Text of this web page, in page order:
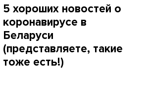
5 хороших новостей о
коронавирусе в
Беларуси
(представляете, такие
тоже есть!)